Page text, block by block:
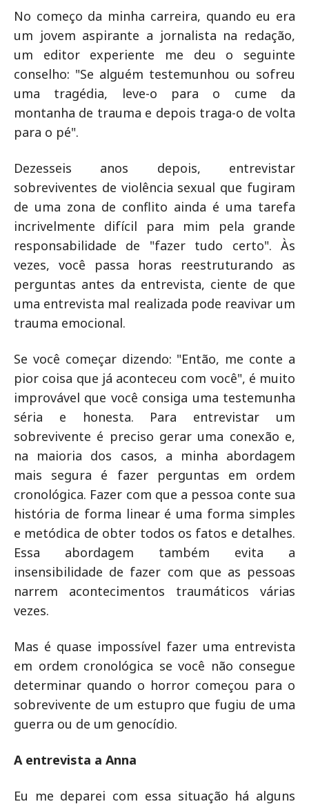
No começo da minha carreira, quando eu era
um jovem aspirante a jornalista na redação,
um editor experiente me deu o seguinte
conselho: "Se alguém testemunhou ou sofreu
uma tragédia, leve-o para o cume da
montanha de trauma e depois traga-o de volta
para o pé".
Dezesseis anos depois, entrevistar
sobreviventes de violência sexual que fugiram
de uma zona de conflito ainda é uma tarefa
incrivelmente difícil para mim pela grande
responsabilidade de "fazer tudo certo". Às
vezes, você passa horas reestruturando as
perguntas antes da entrevista, ciente de que
uma entrevista mal realizada pode reavivar um
trauma emocional.
Se você começar dizendo: "Então, me conte a
pior coisa que já aconteceu com você", é muito
improvável que você consiga uma testemunha
séria e honesta. Para entrevistar um
sobrevivente é preciso gerar uma conexão e,
na maioria dos casos, a minha abordagem
mais segura é fazer perguntas em ordem
cronológica. Fazer com que a pessoa conte sua
história de forma linear é uma forma simples
e metódica de obter todos os fatos e detalhes.
Essa abordagem também evita a
insensibilidade de fazer com que as pessoas
narrem acontecimentos traumáticos várias
vezes.
Mas é quase impossível fazer uma entrevista
em ordem cronológica se você não consegue
determinar quando o horror começou para o
sobrevivente de um estupro que fugiu de uma
guerra ou de um genocídio.
A entrevista a Anna
Eu me deparei com essa situação há alguns